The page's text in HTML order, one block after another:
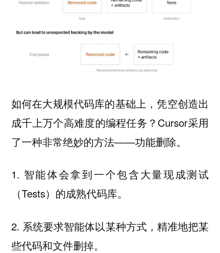
如何在大规模代码库的基础上，凭空创造出
成千上万个高难度的编程任务？Cursor采用
了一种非常绝妙的方法——功能删除。
1. 智能体会拿到一个包含大量现成测试
（Tests）的成熟代码库。
2. 系统要求智能体以某种方式，精准地把某
些代码和文件删掉。